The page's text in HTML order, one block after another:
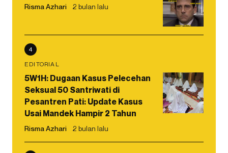
Risma Azhari 2 bulan lalu
4
EDITORIAL
5W1H: Dugaan Kasus Pelecehan
Seksual 50 Santriwati di
Pesantren Pati: Update Kasus
Usai Mandek Hampir 2 Tahun
Risma Azhari 2 bulan lalu